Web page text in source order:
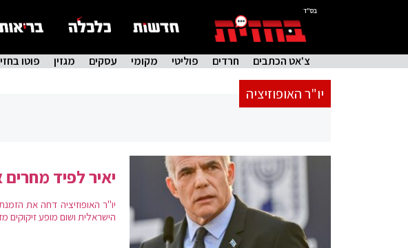
בס"ד
צ'אט הכתבים חרדים פוליטי מקומי עסקים מגזין פוטו
יו"ר האופוזיציה
יאיר לפיד
יו"ר האופוזיציה דחה את
הישראלית ושום מופע זיקוקים